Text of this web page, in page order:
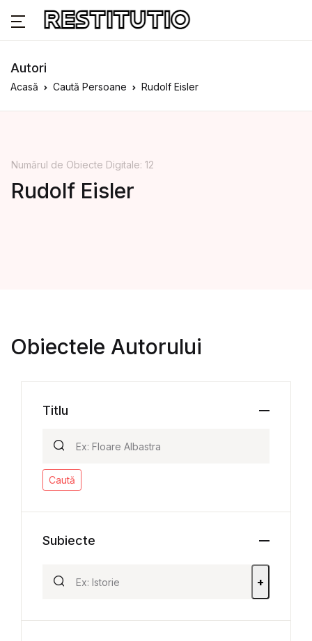
Autori
Acasă Caută Persoane Rudolf Eisler
Numărul de Obiecte Digitale: 12
Rudolf Eisler
Obiectele Autorului
Titlu
Caută
Subiecte
+